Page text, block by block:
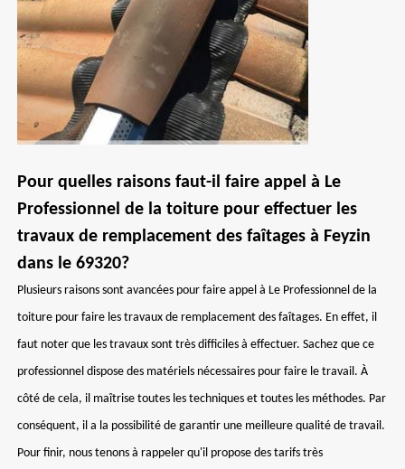
Pour quelles raisons faut-il faire appel à Le
Professionnel de la toiture pour effectuer les
travaux de remplacement des faîtages à Feyzin
dans le 69320?
Plusieurs raisons sont avancées pour faire appel à Le Professionnel de la
toiture pour faire les travaux de remplacement des faîtages. En effet, il
faut noter que les travaux sont très difficiles à effectuer. Sachez que ce
professionnel dispose des matériels nécessaires pour faire le travail. À
côté de cela, il maîtrise toutes les techniques et toutes les méthodes. Par
conséquent, il a la possibilité de garantir une meilleure qualité de travail.
Pour finir, nous tenons à rappeler qu'il propose des tarifs très